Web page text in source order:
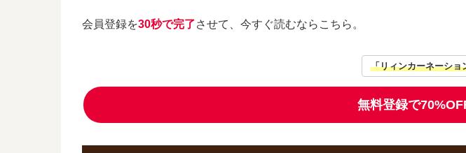
会員登録を30秒で完了させて、今すぐ読むならこちら。
「リィンカーネーショ
無料登録で